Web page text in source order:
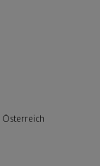
Österreich